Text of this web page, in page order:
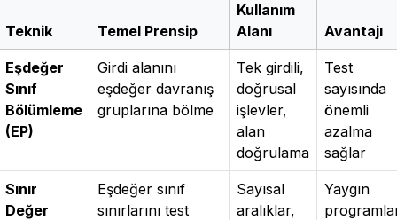
Teknik Temel Prensip
Kullanım
Alanı
Avantajı
Eşdeğer
Sınıf
Bölümleme
(EP)
Girdi alanını
eşdeğer davranış
gruplarına bölme
Tek girdili,
doğrusal
işlevler,
alan
doğrulama
Test
sayısında
önemli
azalma
sağlar
Sınır
Değer
Eşdeğer sınıf
sınırlarını test
Sayısal
aralıklar,
Yaygın